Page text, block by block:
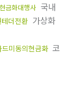
금화대행사 국내
더전환 가상화
드미동의현금화 코